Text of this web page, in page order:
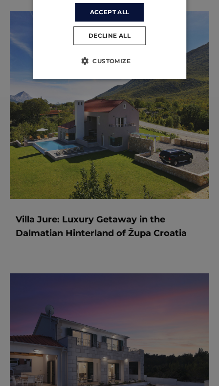
Villa Jure: Luxury Getaway in the
Dalmatian Hinterland of Župa Croatia
ACCEPT ALL
DECLINE ALL
CUSTOMIZE